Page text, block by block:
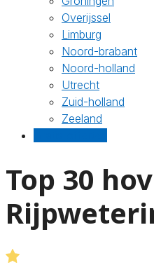
Overijssel
Limburg
Noord-brabant
Noord-holland
Utrecht
Zuid-holland
Zeeland
Top 30